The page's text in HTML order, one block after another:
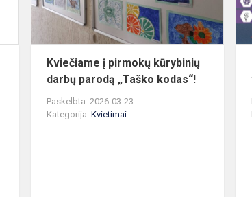
atminimo
Kviečiame į pirmokų kūrybinių
darbų parodą „Taško kodas“!
Paskelbta: 2026-03-23
Kategorija:Kvietimai